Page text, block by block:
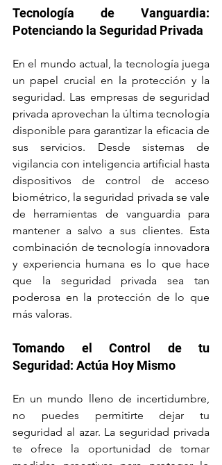
Tecnología de Vanguardia:
Potenciando la Seguridad Privada
En el mundo actual, la tecnología juega
un papel crucial en la protección y la
seguridad. Las empresas de seguridad
privada aprovechan la última tecnología
disponible para garantizar la eficacia de
sus servicios. Desde sistemas de
vigilancia con inteligencia artificial hasta
dispositivos de control de acceso
biométrico, la seguridad privada se vale
de herramientas de vanguardia para
mantener a salvo a sus clientes. Esta
combinación de tecnología innovadora
y experiencia humana es lo que hace
que la seguridad privada sea tan
poderosa en la protección de lo que
más valoras.
Tomando el Control de tu
Seguridad: Actúa Hoy Mismo
En un mundo lleno de incertidumbre,
no puedes permitirte dejar tu
seguridad al azar. La seguridad privada
te ofrece la oportunidad de tomar